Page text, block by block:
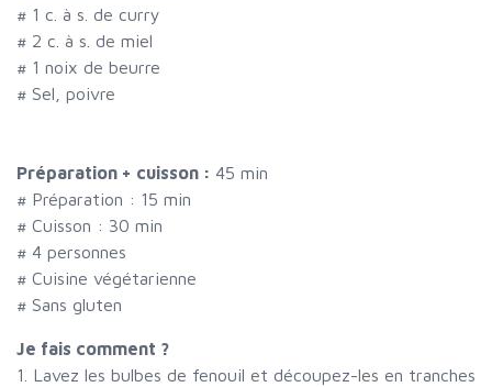
# 1 c. à s. de curry
# 2 c. à s. de miel
# 1 noix de beurre
# Sel, poivre
Préparation + cuisson : 45 min
# Préparation : 15 min
# Cuisson : 30 min
# 4 personnes
# Cuisine végétarienne
# Sans gluten
Je fais comment ?
1. Lavez les bulbes de fenouil et découpez-les en tranches